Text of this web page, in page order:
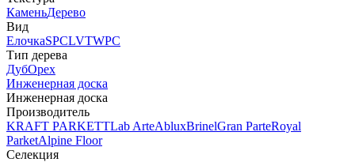
КаменьДерево
Вид
ЕлочкаSPCLVTWPC
Тип дерева
ДубОрех
Инженерная доска
Инженерная доска
Производитель
KRAFT PARKETTLab ArteAbluxBrinelGran ParteRoyal
ParketAlpine Floor
Селекция